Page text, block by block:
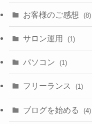
お客様のご感想 (8)
サロン運用 (1)
パソコン (1)
フリーランス (1)
ブログを始める (4)